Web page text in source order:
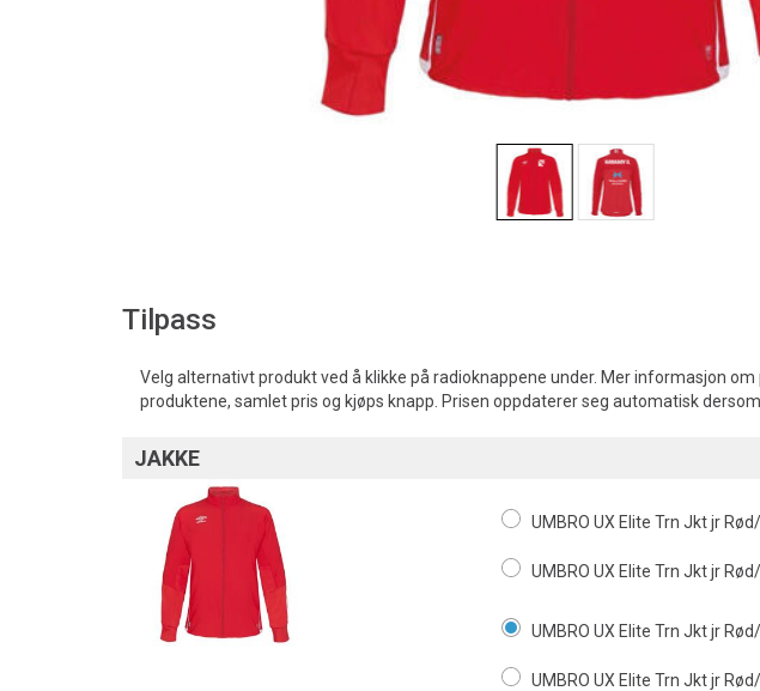
Tilpass
Velg alternativt produkt ved å klikke på radioknappene under. Mer informasjon
produktene, samlet pris og kjøps knapp. Prisen oppdaterer seg automatisk
JAKKE
UMBRO UX Elite Trn Jkt jr
UMBRO UX Elite Trn Jkt jr
UMBRO UX Elite Trn Jkt jr
UMBRO UX Elite Trn Jkt jr